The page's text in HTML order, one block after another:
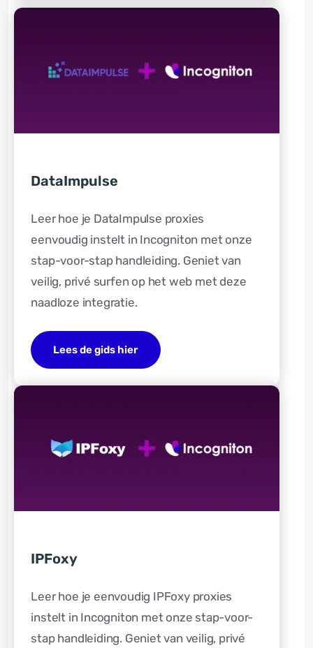
DataImpulse
Leer hoe je DataImpulse proxies
eenvoudig instelt in Incogniton met onze
stap-voor-stap handleiding. Geniet van
veilig, privé surfen op het web met deze
naadloze integratie.
Lees de gids hier
IPFoxy
Leer hoe je eenvoudig IPFoxy proxies
instelt in Incogniton met onze stap-voor-
stap handleiding. Geniet van veilig, privé